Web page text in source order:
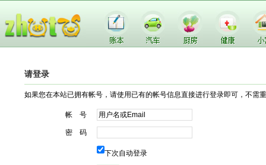
请登录
如果您在本站已拥有帐号，请使用已有的帐号信息直接进行登录即可，不需
帐 号
密 码
下次自动登录